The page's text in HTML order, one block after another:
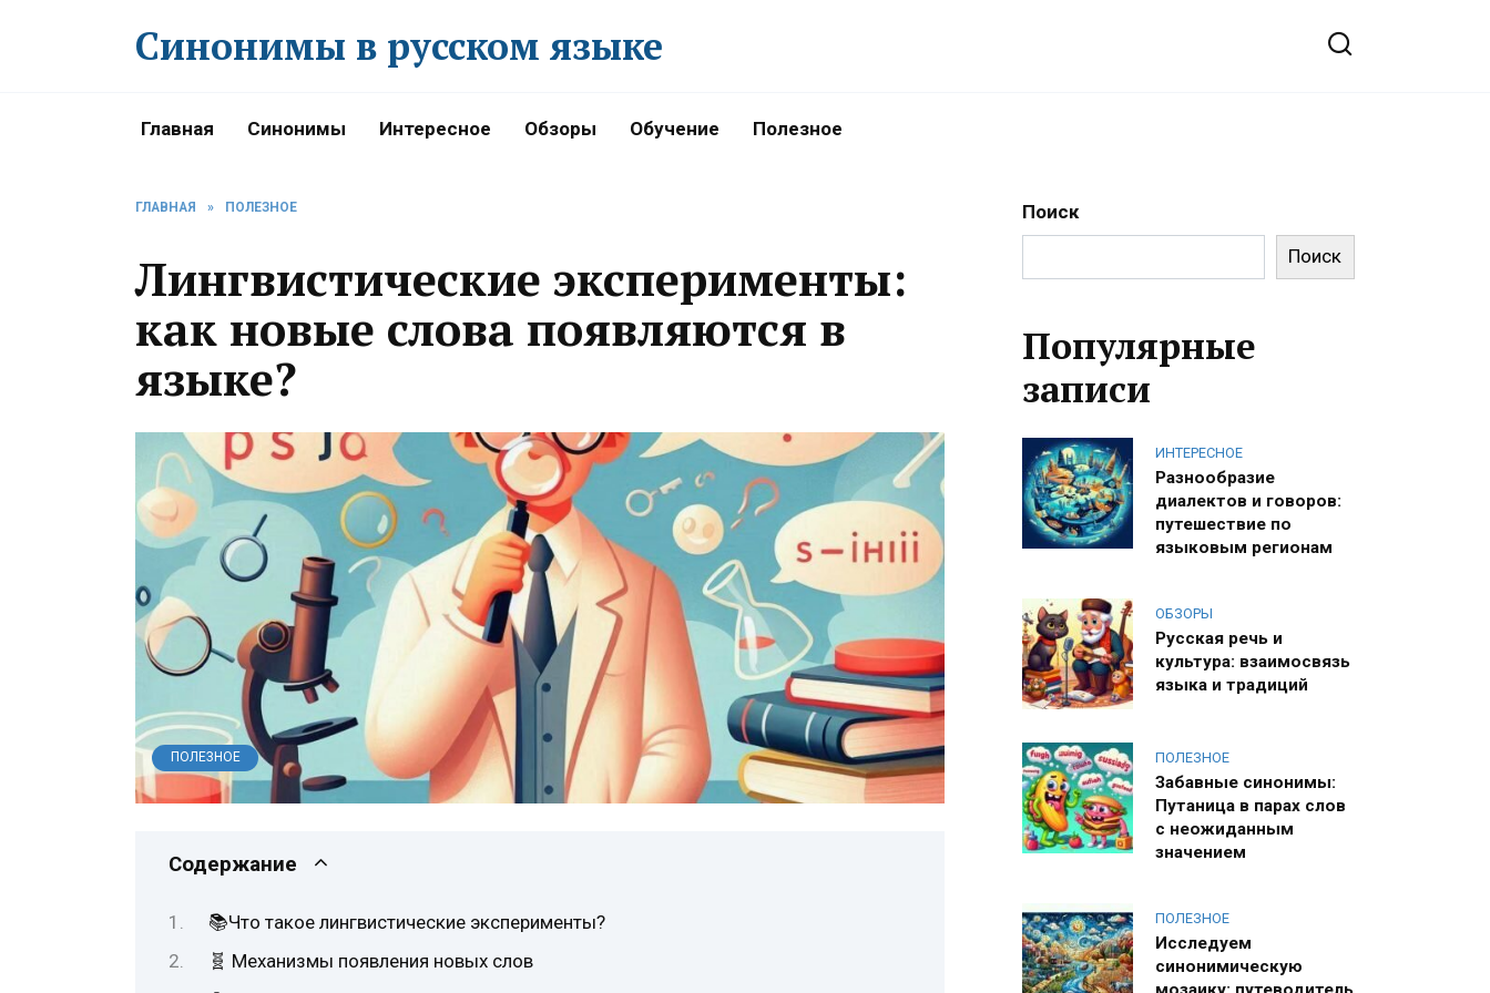
Синонимы в русском языке
Главная Синонимы Интересное Обзоры Обучение Полезное
ГЛАВНАЯ » ПОЛЕЗНОЕ
Лингвистические эксперименты:
как новые слова появляются в
языке?
ПОЛЕЗНОЕ
Содержание
📚Что такое лингвистические эксперименты?
🧬 Механизмы появления новых слов
Поиск
Поиск
Популярные
записи
ИНТЕРЕСНОЕ
Разнообразие
диалектов и говоров:
путешествие по
языковым регионам
ОБЗОРЫ
Русская речь и
культура: взаимосвязь
языка и традиций
ПОЛЕЗНОЕ
Забавные синонимы:
Путаница в парах слов
с неожиданным
значением
ПОЛЕЗНОЕ
Исследуем
синонимическую